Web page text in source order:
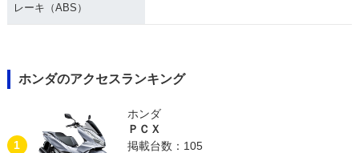
レーキ（ABS）
ホンダのアクセスランキング
1
ホンダ
ＰＣＸ
掲載台数：105